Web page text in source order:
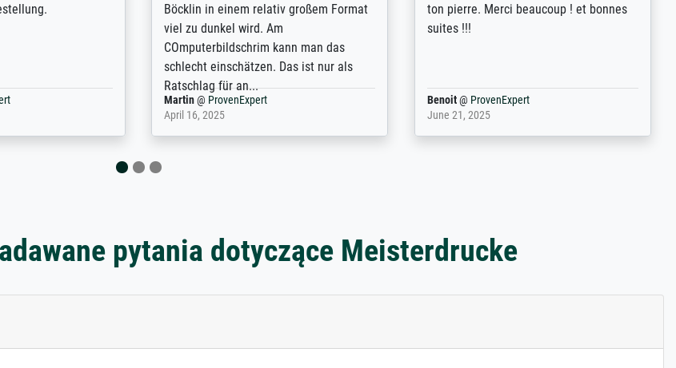
print - I am very
repertoire of prints to choose from, and
will provide excellent service also with
regards to prints which are not in that
repertoire. Highly recommended!
Anonym@ProvenExpert
April 22, 2026
werde auf jeden Fall meine guten
Erfahrungen weitergeben.
Anonym@ProvenExpert
May 13, 2026
pytania dotyczące Meisterdrucke